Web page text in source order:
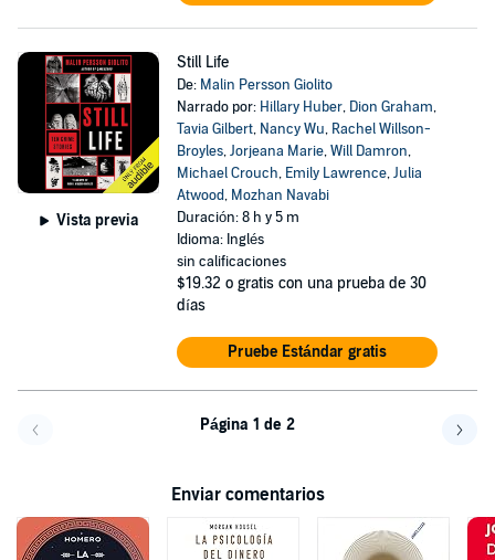
Vista previa
Still Life
De: Malin Persson Giolito
Narrado por: Hillary Huber, Dion Graham,
Tavia Gilbert, Nancy Wu, Rachel Willson-
Broyles,Jorjeana Marie,Will Damron,
Michael Crouch, Emily Lawrence,Julia
Atwood, Mozhan Navabi
Duración: 8 h y 5 m
Idioma: Inglés
sin calificaciones
$19.32 o gratis con una prueba de 30
días
Pruebe Estándar gratis
Página 1 de 2
Enviar comentarios